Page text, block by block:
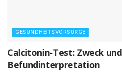
GESUNDHEITSVORSORGE
Calcitonin-Test: Zweck und
Befundinterpretation